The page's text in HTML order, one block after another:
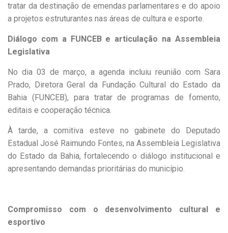
tratar da destinação de emendas parlamentares e do apoio
a projetos estruturantes nas áreas de cultura e esporte.
Diálogo com a FUNCEB e articulação na Assembleia
Legislativa
No dia 03 de março, a agenda incluiu reunião com Sara
Prado, Diretora Geral da Fundação Cultural do Estado da
Bahia (FUNCEB), para tratar de programas de fomento,
editais e cooperação técnica.
À tarde, a comitiva esteve no gabinete do Deputado
Estadual José Raimundo Fontes, na Assembleia Legislativa
do Estado da Bahia, fortalecendo o diálogo institucional e
apresentando demandas prioritárias do município.
Compromisso com o desenvolvimento cultural e
esportivo